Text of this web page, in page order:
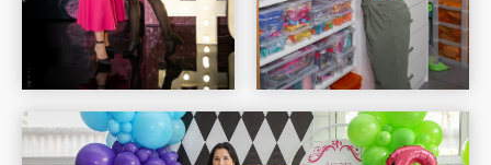
Шар Удачи на карте Москвы — Яндекс Карты